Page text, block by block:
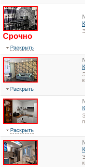
Срочно
Раскрыть
Раскрыть
Раскрыть